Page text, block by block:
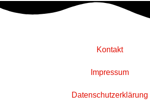
Kontakt
Impressum
Datenschutzerklärung